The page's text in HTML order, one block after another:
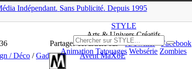
Indépendant. Sans Publicité. Depuis 1995
STYLE
Arts & Univers Créatifs
Animation Tatouages Websérie Zombies
▲
Partager cet article sur X/Twitter
Facebook
/ Déco /Gadgets Avent MaXoE